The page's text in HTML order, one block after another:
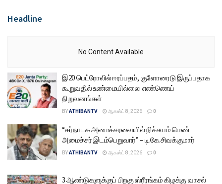
Headline
No Content Available
இ20 பெட்ரோலில் ஈரப்பதம், குளோரைடு இருப்பதாக
கூறுவதில் உண்மையில்லை: எண்ணெய்
நிறுவனங்கள்
BYATHIBANTV ஆகஸ்ட் 8, 2026 0
“கர்நாடக அமைச்சரவையில் நிச்சயம் பெண்
அமைச்சர் இடம்பெறுவார்” – டி.கே.சிவக்குமார்
BYATHIBANTV ஆகஸ்ட் 8, 2026 0
3 ஆண்டுகளுக்குப் பிறகு ஸ்ரீரங்கம் கிழக்கு வாசல்